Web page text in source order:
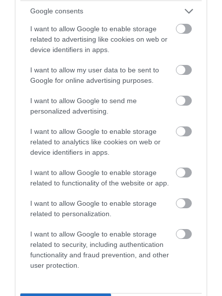
Google consents
I want to allow Google to enable storage
related to advertising like cookies on web or
device identifiers in apps.
I want to allow my user data to be sent to
Google for online advertising purposes.
I want to allow Google to send me
personalized advertising.
I want to allow Google to enable storage
related to analytics like cookies on web or
device identifiers in apps.
I want to allow Google to enable storage
related to functionality of the website or app.
I want to allow Google to enable storage
related to personalization.
I want to allow Google to enable storage
related to security, including authentication
functionality and fraud prevention, and other
user protection.
PRONEWS.GR /ΔΙΕΘΝΗΣ ΑΣΦΑΛΕΙΑ
Το Ιράν «άδειασε» το αμερικανικό
οπλοστάσιο – Πιέσεις για αύξηση
09.08.2026 | 12:33